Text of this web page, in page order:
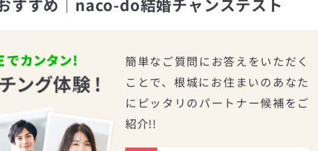
簡単なご質問にお答えをいただく
ことで、根城にお住まいのあなた
にピッタリのパートナー候補をご
紹介!!